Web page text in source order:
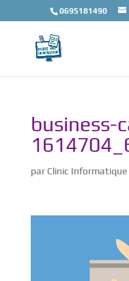
0695181490
business-
par Clinic Informatique